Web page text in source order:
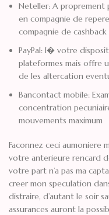
Neteller: A proprement
en compagnie de
compagnie de
PayPal: I� votre
plateformes mais offre
de les altercation
Bancontact mobile:
concentration
mouvements maximum
Faconnez ceci aumoniere
votre anterieure rencard
votre part n’a pas ma
creer mon speculation
distraire, d’autant le soir
assurances auront la